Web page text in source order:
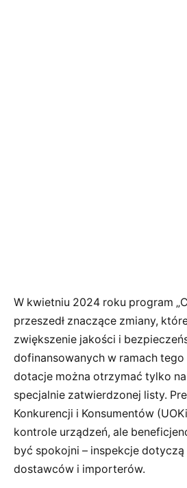
W kwietniu 2024 roku program
przeszedł znaczące zmiany,
zwiększenie jakości i
dofinansowanych w ramach tego
dotacje można otrzymać tylko
specjalnie zatwierdzonej listy.
Konkurencji i Konsumentów
kontrole urządzeń, ale
być spokojni – inspekcje dotyczą
dostawców i importerów.